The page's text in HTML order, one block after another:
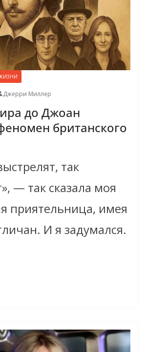
Джерри Миллер
до Джоан
британского
так
— так сказала моя
приятельница, имея
И я задумался.